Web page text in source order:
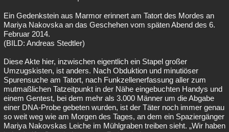
Ein Gedenkstein aus Marmor erinnert am Tatort des Mordes an
Mariya Nakovska an das Geschehen vom späten Abend des 6.
Februar 2014.
(BILD: Andreas Stedtler)
Diese Akte hier, inzwischen eigentlich ein Stapel großer
Umzugskisten, ist anders. Nach Obduktion und minutiöser
Spurensuche am Tatort, nach Funkzellenerfassung aller zum
mutmaßlichen Tatzeitpunkt in der Nähe eingebuchten Handys und
einem Gentest, bei dem mehr als 3.000 Männer um die Abgabe
einer DNA-Probe gebeten wurden, ist der Täter noch immer genau
so weit weg wie am Morgen des Tages, an dem ein Spaziergänger
Mariya Nakovskas Leiche im Mühlgraben treiben sieht. „Wir haben